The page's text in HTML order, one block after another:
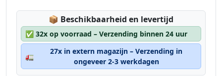
📦 Lagerstatus:
Beschikbaarheid en levertijd
✅ 32x op voorraad – Verzending binnen 24 uur
🚛
27x in extern magazijn – Verzending in
ongeveer 2-3 werkdagen